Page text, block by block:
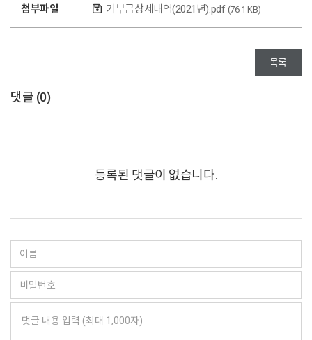
첨부파일 기부금상세내역(2021년).pdf (76.1 KB)
목록
댓글 (0)
등록된 댓글이 없습니다.